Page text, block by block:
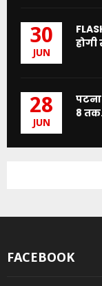
30
JUN
होगी
28
JUN
8
FACEBOOK